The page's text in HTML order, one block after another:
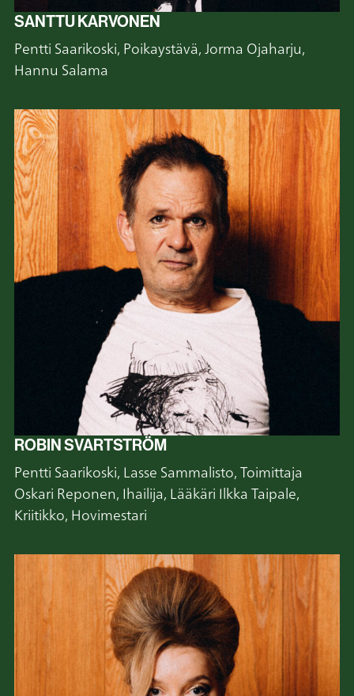
SANTTU KARVONEN
Pentti Saarikoski, Poikaystävä, Jorma Ojaharju,
Hannu Salama
ROBIN SVARTSTRÖM
Pentti Saarikoski, Lasse Sammalisto, Toimittaja
Oskari Reponen, Ihailija, Lääkäri Ilkka Taipale,
Kriitikko, Hovimestari